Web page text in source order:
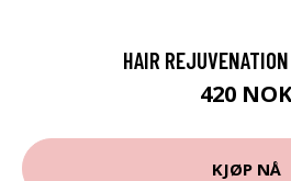
HAIR
420 NOK
KJØP NÅ